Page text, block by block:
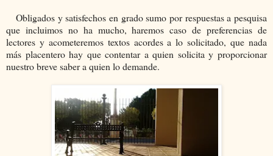
Obligados y satisfechos en grado sumo por respuestas a pesquisa
que incluimos no ha mucho, haremos caso de preferencias de
lectores y acometeremos textos acordes a lo solicitado, que nada
más placentero hay que contentar a quien solicita y proporcionar
nuestro breve saber a quien lo demande.